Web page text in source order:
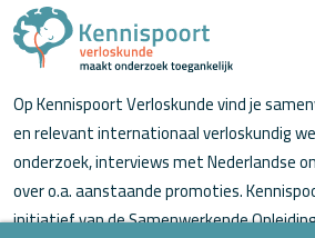
Op Kennispoort Verloskunde vind je
en relevant internationaal verloskundig
onderzoek, interviews met Nederlandse
over o.a. aanstaande promoties.
initiatief van de Samenwerkende